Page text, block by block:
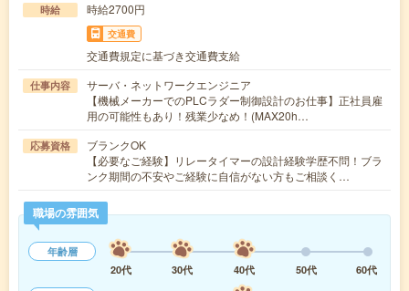
時給 時給2700円
交通費
交通費規定に基づき交通費支給
仕事内容
サーバ・ネットワークエンジニア
【機械メーカーでのPLCラダー制御設計のお仕事】正社員雇
用の可能性もあり！残業少なめ！(MAX20h…
応募資格
ブランクOK
【必要なご経験】リレータイマーの設計経験学歴不問！ブラ
ンク期間の不安やご経験に自信がない方もご相談く…
職場の雰囲気
年齢層
20代
30代 40代 50代
60代